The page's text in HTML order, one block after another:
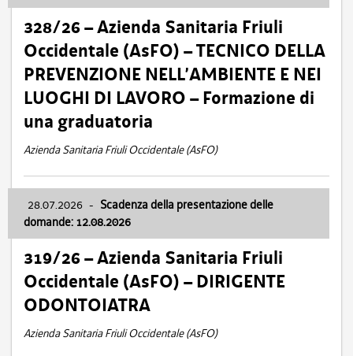
328/26 – Azienda Sanitaria Friuli
Occidentale (AsFO) – TECNICO DELLA
PREVENZIONE NELL’AMBIENTE E NEI
LUOGHI DI LAVORO – Formazione di
una graduatoria
Azienda Sanitaria Friuli Occidentale (AsFO)
28.07.2026 - Scadenza della presentazione delle
domande: 12.08.2026
319/26 – Azienda Sanitaria Friuli
Occidentale (AsFO) – DIRIGENTE
ODONTOIATRA
Azienda Sanitaria Friuli Occidentale (AsFO)